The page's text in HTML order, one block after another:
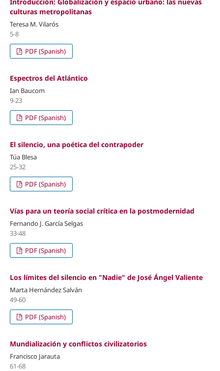
culturas metropolitanas
Teresa M. Vilarós
5-8
PDF (Spanish)
Espectros del Atlántico
Ian Baucom
9-23
PDF (Spanish)
El silencio, una poética del contrapoder
Túa Blesa
25-32
PDF (Spanish)
Vías para un teoría social crítica en la postmodernidad
Fernando J. García Selgas
33-48
PDF (Spanish)
Los límites del silencio en "Nadie" de José Ángel Valiente
Marta Hernández Salván
49-60
PDF (Spanish)
Mundialización y conflictos civilizatorios
Francisco Jarauta
61-68